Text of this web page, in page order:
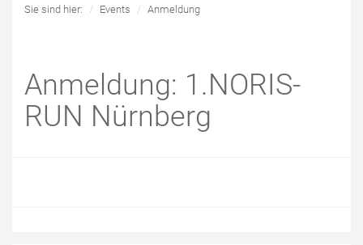
Sie sind hier: Events Anmeldung
Anmeldung: 1.NORIS-
RUN Nürnberg